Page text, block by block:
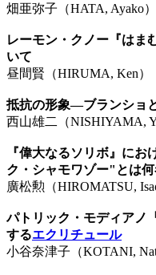
畑亜弥子（HATA, Ayako
レーモン・クノー『はま
いて
昼間賢（HIRUMA, Ken
抵抗の形象―ブランショ
西山雄二（NISHIYAMA,
『偉大なるソリボ』に
ク・シャモワゾー"とは何
廣松勲（HIROMATSU,
パトリック・モディアノ
するエクリチュール
小谷奈津子（KOTANI,